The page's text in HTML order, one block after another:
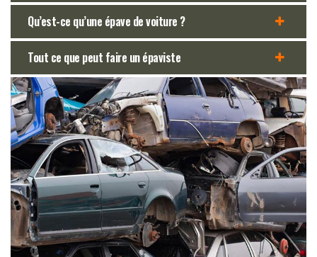
Qu’est-ce qu’une épave de voiture ?
Tout ce que peut faire un épaviste